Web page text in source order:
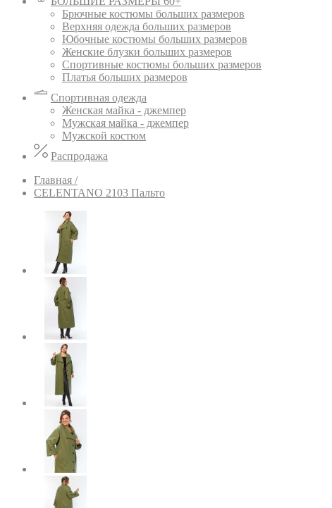
Брючные костюмы больших размеров
Верхняя одежда больших размеров
Юбочные костюмы больших размеров
Женские блузки больших размеров
Спортивные костюмы больших размеров
Платья больших размеров
Спортивная одежда
Женская майка - джемпер
Мужская майка - джемпер
Мужской костюм
Распродажа
Главная /
CELENTANO 2103 Пальто